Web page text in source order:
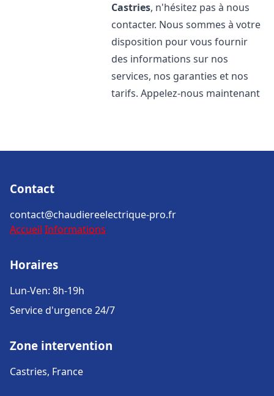
Castries, n'hésitez pas à nous
contacter. Nous sommes à votre
disposition pour vous fournir
des informations sur nos
services, nos garanties et nos
tarifs. Appelez-nous maintenant
Contact
contact@chaudiereelectrique-pro.fr
Accueil Informations
Horaires
Lun-Ven: 8h-19h
Service d'urgence 24/7
Zone intervention
Castries, France